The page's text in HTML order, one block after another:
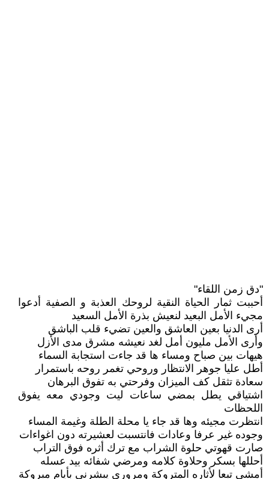
"دق زمن اللقاء"
أحببت ثمار الحياة النقية لروحك العذبة و الصفية أدعوا
مجيء الأمل البعيد لنعيش بذرة الأمل السعيد
أرى الدنيا بعين العاشق والعين تضيء قلب الباشق
وأرى الأمل مليون أمل لغد نعيشه مشرق مدى الأزل
هيهات بين صباح ومساء ها قد جاءت استجابة السماء
أطل عليا جوهر الانتظار وروحي تغمر روحه باستمرار
سعادة تثقل كف الميزان وفرحتي به تفوق البرهان
اشتياقي يطل بمضي ساعات ليت وجودي معه يفوق
اللحظات
انتظرت مجيئه وها قد جاء يا محلة الطلة وغيمة المساء
وجوده غير عرفا وعادات فانتسبت لعشيرته دون اغواءات
صارت قهوتي حلوة الشراب مع ترك أثره فوق التراب
أحللها بسكر وحلاوة كلامه ومرضي شفائه بيد عسله
أمشي تبعا لأثاره المتروكة ومروري يبشرني بأيام مبروكة